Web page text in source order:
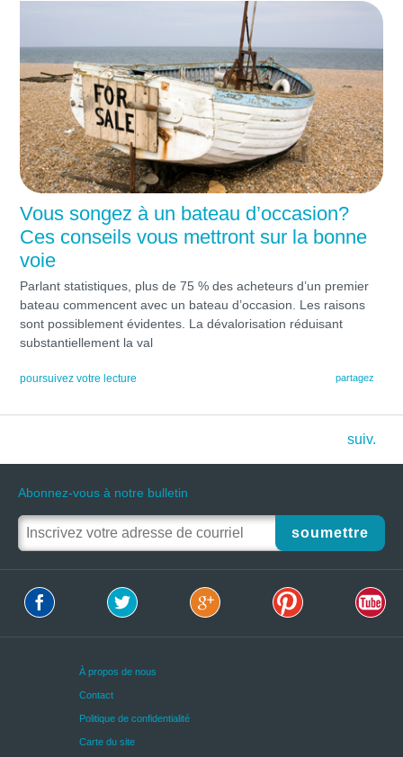
Vous songez à un bateau d’occasion?
Ces conseils vous mettront sur la bonne
voie
Parlant statistiques, plus de 75 % des acheteurs d’un premier
bateau commencent avec un bateau d’occasion. Les raisons
sont possiblement évidentes. La dévalorisation réduisant
substantiellement la val
poursuivez votre lecture partagez
suiv.
Abonnez-vous à notre bulletin
soumettre
À propos de nous
Contact
Politique de confidentialité
Carte du site